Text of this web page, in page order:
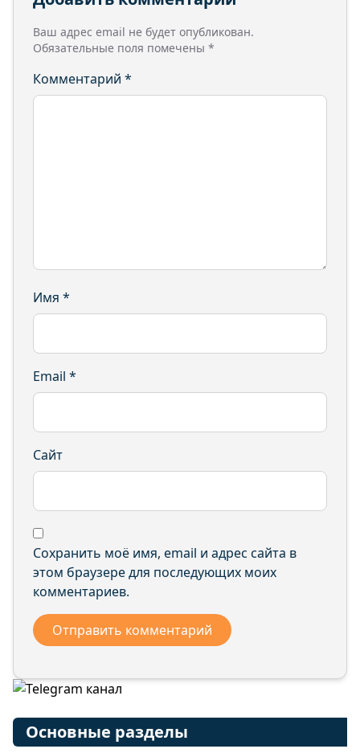
Ваш адрес email не будет опубликован.
Обязательные поля помечены *
Комментарий *
Имя *
Email *
Сайт
Сохранить моё имя, email и адрес сайта в
этом браузере для последующих моих
комментариев.
Основные разделы